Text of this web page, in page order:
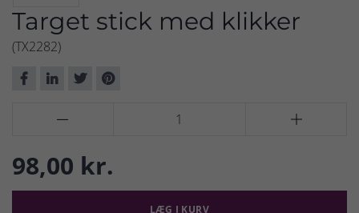
Target stick med klikker
(TX2282)
 
98,00 kr.
LÆG I KURV